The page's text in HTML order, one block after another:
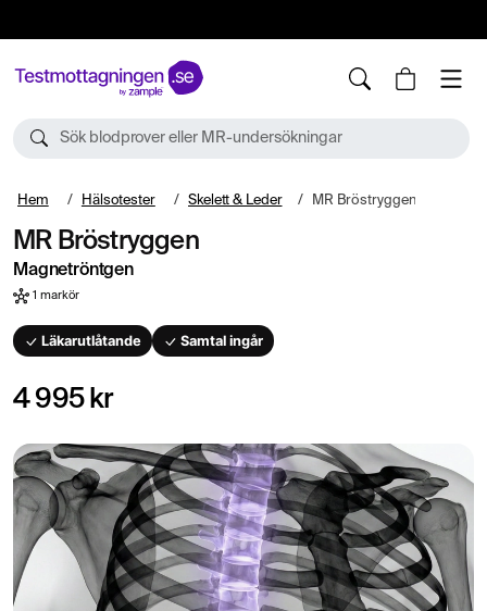
Sök blodprover eller MR-undersökningar
Hem Hälsotester Skelett & Leder MR Bröstryggen
MR Bröstryggen
Magnetröntgen
1 markör
Läkarutlåtande Samtal ingår
4 995 kr